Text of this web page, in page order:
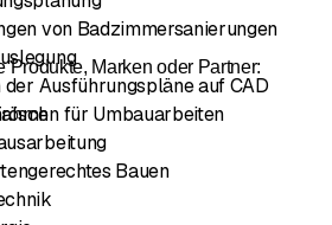
von Badzimmersanierungen
Ausführungspläne auf CAD
für Umbauarbeiten
Bauen
Produkte, Marken oder Partner: